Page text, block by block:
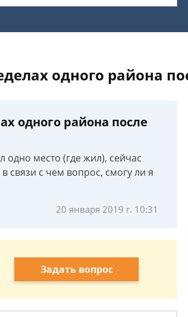
одного района
одного района после
одно место (где жил), сейчас
связи с чем вопрос, смогу ли я
20 января 2019 г. 10:31
Задать вопрос